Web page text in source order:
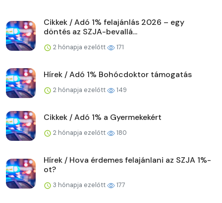
Cikkek / Adó 1% felajánlás 2026 – egy
döntés az SZJA-bevallá...
2 hónapja ezelőtt 171
Hírek / Adó 1% Bohócdoktor támogatás
2 hónapja ezelőtt 149
Cikkek / Adó 1% a Gyermekekért
2 hónapja ezelőtt 180
Hírek / Hova érdemes felajánlani az SZJA 1%-
ot?
3 hónapja ezelőtt 177